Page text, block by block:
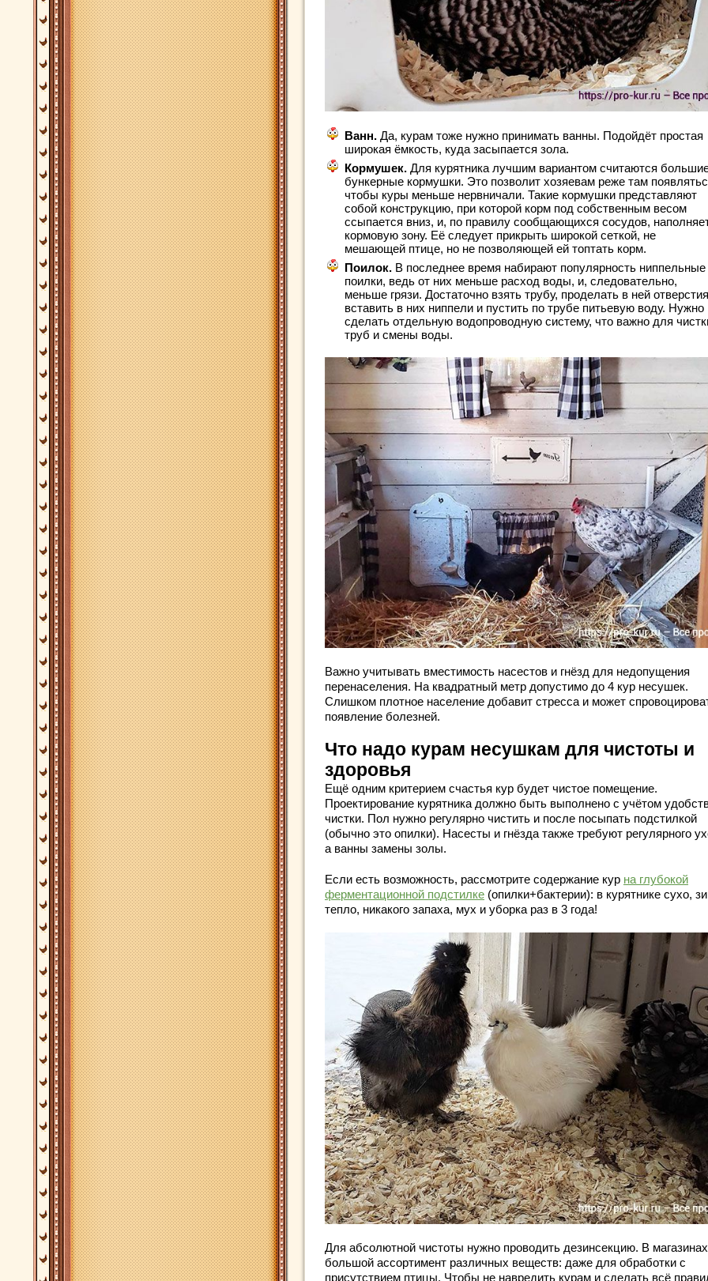
Ванн. Да, курам тоже нужно принимать ванны. Подойдёт простая
широкая ёмкость, куда засыпается зола.
Кормушек. Для курятника лучшим вариантом считаются
бункерные кормушки. Это позволит хозяевам реже там
чтобы куры меньше нервничали. Такие кормушки представляют
собой конструкцию, при которой корм под собственным весом
ссыпается вниз, и, по правилу сообщающихся сосудов,
кормовую зону. Её следует прикрыть широкой сеткой, не
мешающей птице, но не позволяющей ей топтать корм.
Поилок. В последнее время набирают популярность ниппельные
поилки, ведь от них меньше расход воды, и, следовательно,
меньше грязи. Достаточно взять трубу, проделать в ней
вставить в них ниппели и пустить по трубе питьевую воду. Нужно
сделать отдельную водопроводную систему, что важно для
труб и смены воды.
Важно учитывать вместимость насестов и гнёзд для недопущения
перенаселения. На квадратный метр допустимо до 4 кур несушек.
Слишком плотное население добавит стресса и может
появление болезней.
Что надо курам несушкам для чистоты и
здоровья
Ещё одним критерием счастья кур будет чистое помещение.
Проектирование курятника должно быть выполнено с учётом
чистки. Пол нужно регулярно чистить и после посыпать подстилкой
(обычно это опилки). Насесты и гнёзда также требуют регулярного
а ванны замены золы.
Если есть возможность, рассмотрите содержание кур на глубокой
ферментационной подстилке (опилки+бактерии): в курятнике сухо,
тепло, никакого запаха, мух и уборка раз в 3 года!
Для абсолютной чистоты нужно проводить дезинсекцию. В
большой ассортимент различных веществ: даже для обработки с
присутствием птицы. Чтобы не навредить курам и сделать всё